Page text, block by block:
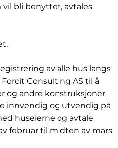
bli benyttet, avtales
av alle hus langs
Consulting AS til å
og andre konstruksjoner
innvendig og utvendig på
huseierne og avtale
februar til midten av mars